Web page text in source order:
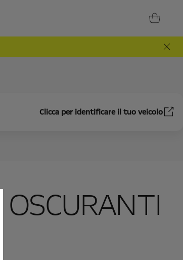
Clicca per identificare il tuo veicolo
OSCURANTI